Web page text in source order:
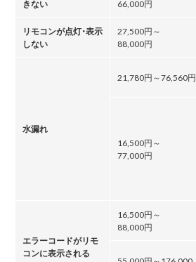
きない
66,000円
リモコンが点灯・表示
しない
27,500円～
88,000円
水漏れ
21,780円～76,560円
16,500円～
77,000円
エラーコードがリモ
コンに表示される
16,500円～
88,000円